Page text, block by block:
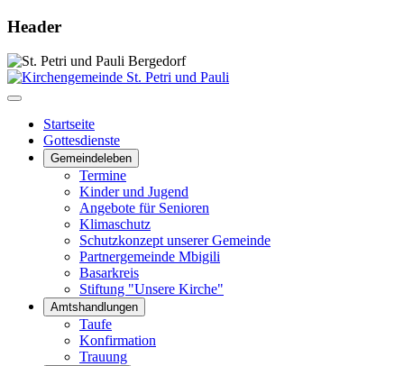
Header
Startseite
Gottesdienste
Gemeindeleben
Termine
Kinder und Jugend
Angebote für Senioren
Klimaschutz
Schutzkonzept unserer Gemeinde
Partnergemeinde Mbigili
Basarkreis
Stiftung "Unsere Kirche"
Amtshandlungen
Taufe
Konfirmation
Trauung